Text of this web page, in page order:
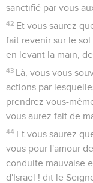
sanctifié par vous
42 Et vous saurez
fait revenir sur le sol
en levant la main,
43 Là, vous vous
actions par
prendrez vous-
vous aurez fait de
44 Et vous saurez
vous pour l'amour
conduite mauvaise
d'Israël ! dit le